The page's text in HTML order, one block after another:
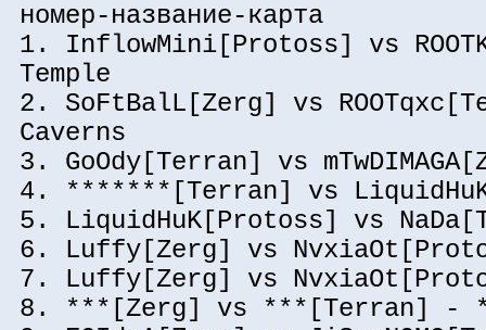
номер-название-карта
1. InflowMini[Protoss] vs
Temple
2. SoFtBalL[Zerg] vs
Caverns
3. GoOdy[Terran] vs
4. *******[Terran] vs
5. LiquidHuK[Protoss] vs
6. Luffy[Zerg] vs
7. Luffy[Zerg] vs
8. ***[Zerg] vs ***[Terran] -